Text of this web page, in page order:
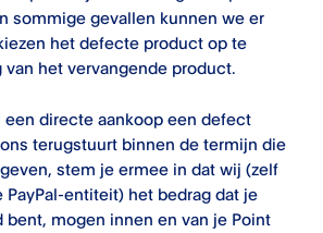
sommige gevallen kunnen we er
het defecte product op te
het vervangende product.
een directe aankoop een defect
terugstuurt binnen de termijn die
stem je ermee in dat wij (zelf
PayPal-entiteit) het bedrag dat je
bent, mogen innen en van je Point